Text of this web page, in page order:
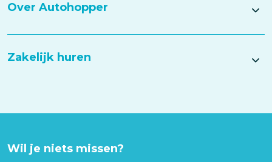
Over Autohopper
Zakelijk huren
Wil je niets missen?